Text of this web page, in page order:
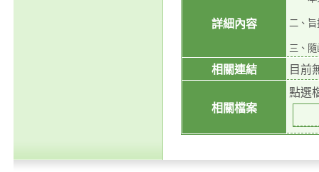
詳細內容 二、旨
三、
相關連結 目前
相關檔案
點選